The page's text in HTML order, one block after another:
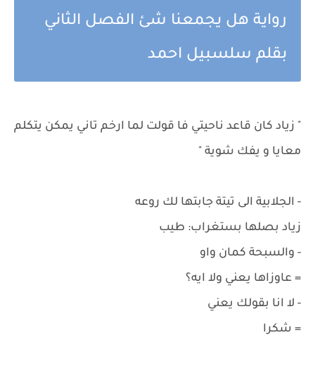
رواية هل يجمعنا شئ الفصل الثاني
بقلم سلسبيل احمد
" زياد كان قاعد ناحيتي فا قولت لما ارخم تاني يمكن يتكلم
معايا و يفك شوية "
- الجلابية الى تيتة جابتها لك روعه
زياد بصلها بستغراب: طيب
- والسبحة كمان واو
= عاوزاها يعني ولا ايه؟
- لا انا بقولك يعني
= شكرا